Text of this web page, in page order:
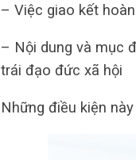
– Việc giao kết
– Nội dung và mục
trái đạo đức xã hội
Những điều kiện